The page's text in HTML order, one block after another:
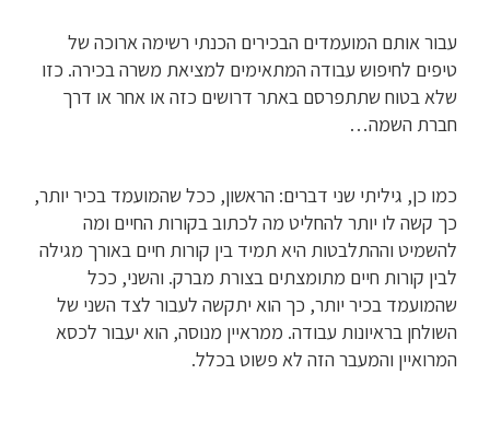
עבור אותם המועמדים הבכירים הכנתי רשימה ארוכה של
טיפים לחיפוש עבודה המתאימים למציאת משרה בכירה. כזו
שלא בטוח שתתפרסם באתר דרושים כזה או אחר או דרך
חברת השמה…
כמו כן, גיליתי שני דברים: הראשון, ככל שהמועמד בכיר יותר,
כך קשה לו יותר להחליט מה לכתוב בקורות החיים ומה
להשמיט וההתלבטות היא תמיד בין קורות חיים באורך מגילה
לבין קורות חיים מתומצתים בצורת מברק. והשני, ככל
שהמועמד בכיר יותר, כך הוא יתקשה לעבור לצד השני של
השולחן בראיונות עבודה. ממראיין מנוסה, הוא יעבור לכסא
המרואיין והמעבר הזה לא פשוט בכלל.